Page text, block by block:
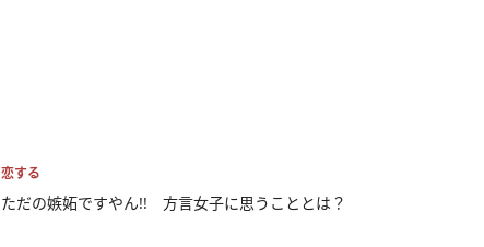
恋する
ただの嫉妬ですやん!! 方言女子に思うこととは？